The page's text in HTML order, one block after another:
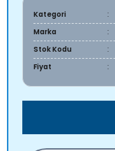
Kategori
Marka
Stok Kodu
Fiyat